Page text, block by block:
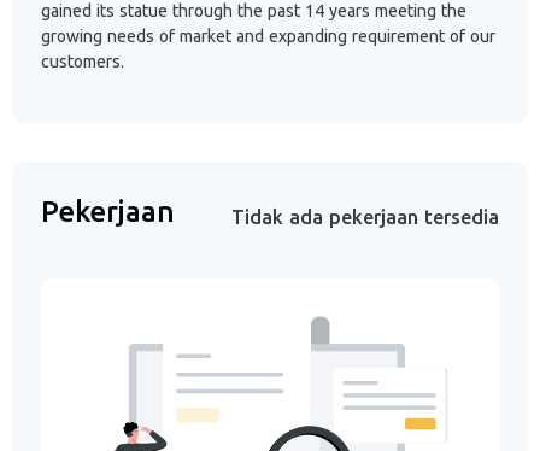
gained its statue through the past 14 years meeting the
growing needs of market and expanding requirement of our
customers.
Pekerjaan Tidak ada pekerjaan tersedia